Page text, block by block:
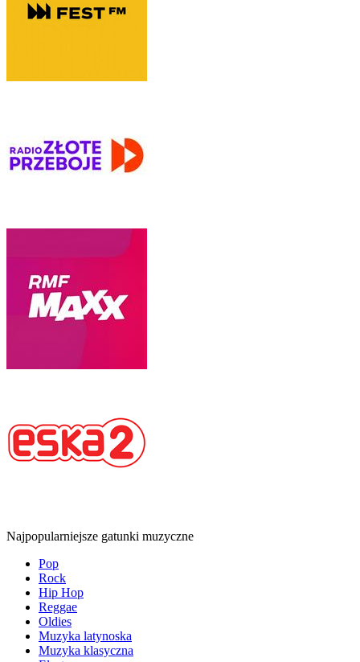
Najpopularniejsze gatunki muzyczne
Pop
Rock
Hip Hop
Reggae
Oldies
Muzyka latynoska
Muzyka klasyczna